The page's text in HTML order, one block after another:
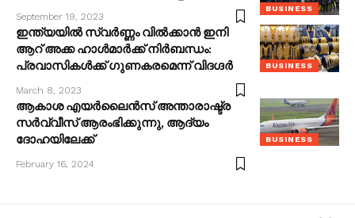
BUSINESS
September 19, 2023
BUSINESS
ഇന്ത്യയിൽ സ്വർണ്ണം വിൽക്കാൻ ഇനി
ആറ് അക്ക ഹാൾമാർക്ക് നിർബന്ധം:
പ്രവാസികൾക്ക് ​ഗുണകരമെന്ന് വിദ​ഗ്ദർ
March 8, 2023
BUSINESS
ആകാശ എയർലൈൻസ് അന്താരാഷ്ട്ര
സർവ്വീസ് ആരംഭിക്കുന്നു, ആദ്യം
ദോഹയിലേക്ക്
February 16, 2024